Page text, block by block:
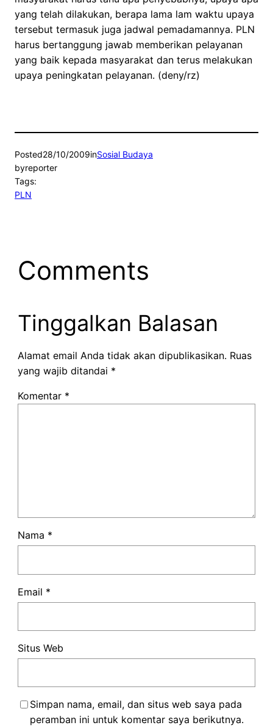
yang telah dilakukan, berapa lama lam waktu upaya
tersebut termasuk juga jadwal pemadamannya. PLN
harus bertanggung jawab memberikan pelayanan
yang baik kepada masyarakat dan terus melakukan
upaya peningkatan pelayanan. (deny/rz)
Posted28/10/2009inSosial Budaya
byreporter
Tags:
PLN
Comments
Tinggalkan Balasan
Alamat email Anda tidak akan dipublikasikan. Ruas
yang wajib ditandai *
Komentar *
Nama *
Email *
Situs Web
Simpan nama, email, dan situs web saya pada
peramban ini untuk komentar saya berikutnya.